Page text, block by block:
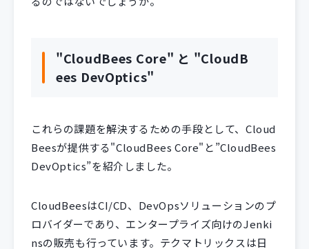
"CloudBees Core" と "CloudB
ees DevOptics"
これらの課題を解決するための手段として、Cloud
Beesが提供する"CloudBees Core"と”CloudBees
DevOptics”を紹介しました。
CloudBeesはCI/CD、DevOpsソリューションのプ
ロバイダーであり、エンタープライズ向けのJenki
nsの販売も行っています。テクマトリックスは日